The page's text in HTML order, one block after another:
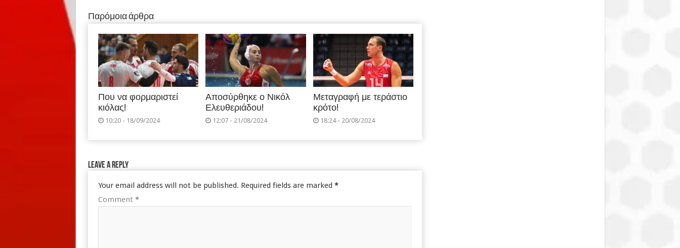
Παρόμοια άρθρα
Που να φορμαριστεί
κιόλας!
10:20 - 18/09/2024
Αποσύρθηκε ο Νικόλ
Ελευθεριάδου!
12:07 - 21/08/2024
Μεταγραφή με τεράστιο
κρότο!
18:24 - 20/08/2024
Leave a Reply
Your email address will not be published. Required fields are marked *
Comment *